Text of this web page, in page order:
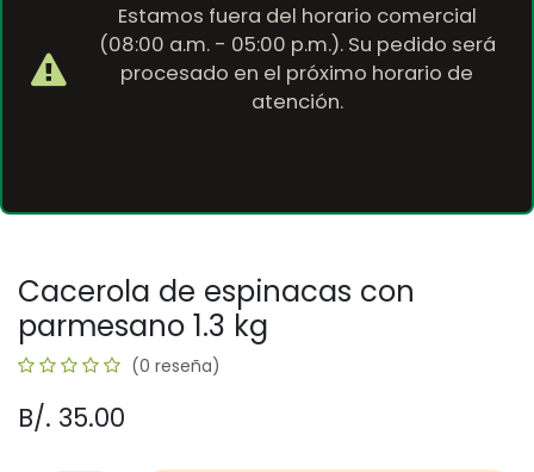
Estamos fuera del horario comercial
(08:00 a.m. - 05:00 p.m.). Su pedido será
procesado en el próximo horario de
atención.
Cacerola de espinacas con
parmesano 1.3 kg
(0 reseña)
B/. 35.00